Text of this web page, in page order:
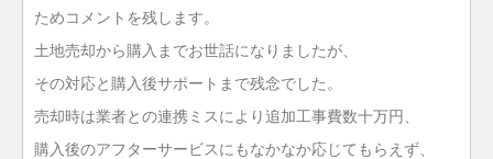
ためコメントを残します。
土地売却から購入までお世話になりましたが、
その対応と購入後サポートまで残念でした。
売却時は業者との連携ミスにより追加工事費数十万円、
購入後のアフターサービスにもなかなか応じてもらえず、